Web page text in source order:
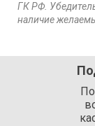
ГК РФ.
наличие